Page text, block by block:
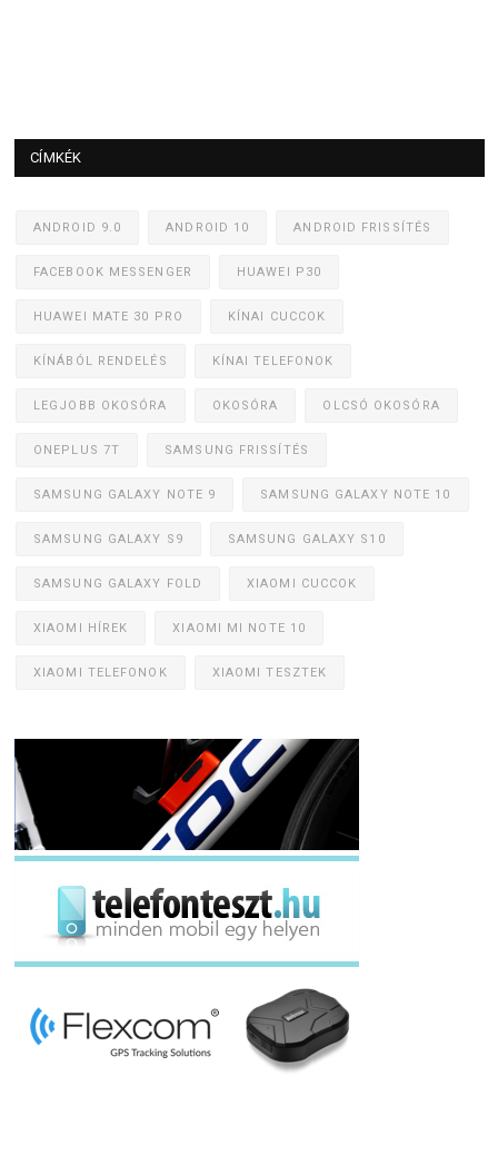
CÍMKÉK
ANDROID 9.0 ANDROID 10 ANDROID FRISSÍTÉS
FACEBOOK MESSENGER HUAWEI P30
HUAWEI MATE 30 PRO KÍNAI CUCCOK
KÍNÁBÓL RENDELÉS KÍNAI TELEFONOK
LEGJOBB OKOSÓRA OKOSÓRA OLCSÓ OKOSÓRA
ONEPLUS 7T SAMSUNG FRISSÍTÉS
SAMSUNG GALAXY NOTE 9 SAMSUNG GALAXY NOTE 10
SAMSUNG GALAXY S9 SAMSUNG GALAXY S10
SAMSUNG GALAXY FOLD XIAOMI CUCCOK
XIAOMI HÍREK XIAOMI MI NOTE 10
XIAOMI TELEFONOK XIAOMI TESZTEK